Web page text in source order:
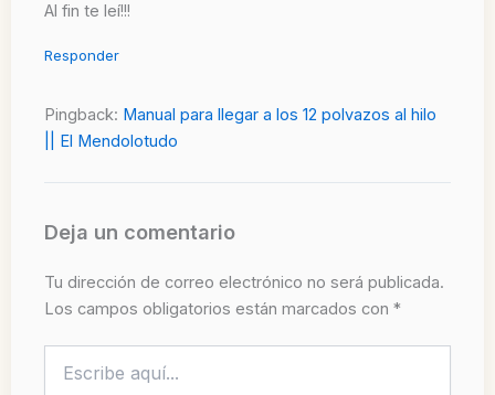
Al fin te leí!!!
Responder
Pingback: Manual para llegar a los 12 polvazos al hilo
|| El Mendolotudo
Deja un comentario
Tu dirección de correo electrónico no será publicada.
Los campos obligatorios están marcados con *
aquí...